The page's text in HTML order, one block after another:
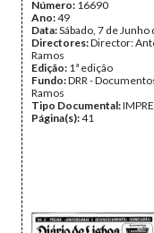
Número: 16690
Ano:49
Data:Sábado, 7 de Junho
Directores:Director:
Ramos
Edição: 1ª edição
Fundo:DRR -
Ramos
Tipo Documental:
Página(s):41